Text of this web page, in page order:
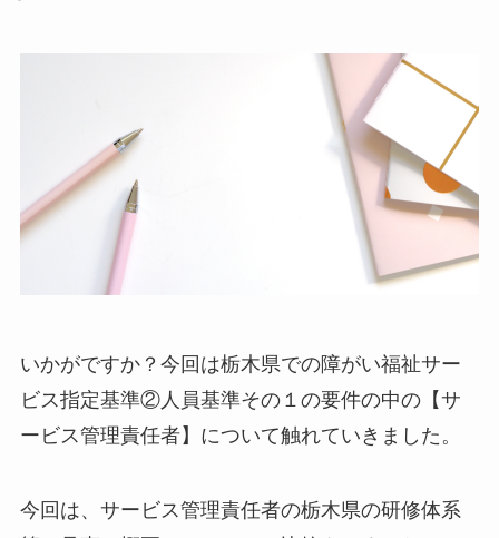
いかがですか？今回は栃木県での障がい福祉サー
ビス指定基準②人員基準その１の要件の中の【サ
ービス管理責任者】について触れていきました。
今回は、サービス管理責任者の栃木県の研修体系